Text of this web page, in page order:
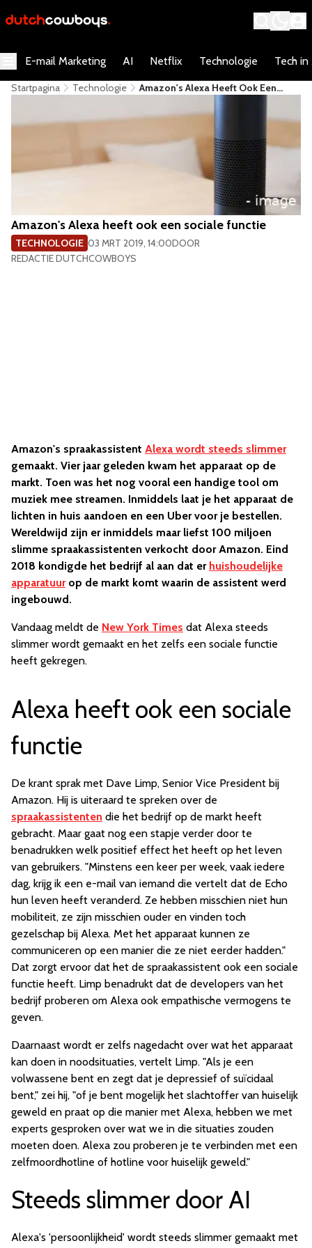
E-mail Marketing AI Netflix Technologie Tech in
Startpagina Technologie
Amazon's Alexa Heeft Ook Een
Amazon's Alexa heeft ook een sociale functie
TECHNOLOGIE 03 MRT 2019, 14:00DOOR
REDACTIE DUTCHCOWBOYS
Amazon's spraakassistent Alexa wordt steeds slimmer
gemaakt. Vier jaar geleden kwam het apparaat op de
markt. Toen was het nog vooral een handige tool om
muziek mee streamen. Inmiddels laat je het apparaat de
lichten in huis aandoen en een Uber voor je bestellen.
Wereldwijd zijn er inmiddels maar liefst 100 miljoen
slimme spraakassistenten verkocht door Amazon. Eind
2018 kondigde het bedrijf al aan dat er huishoudelijke
apparatuurop de markt komt waarin de assistent werd
ingebouwd.
Vandaag meldt de New York Times dat Alexa steeds
slimmer wordt gemaakt en het zelfs een sociale functie
heeft gekregen.
Alexa heeft ook een sociale
functie
De krant sprak met Dave Limp, Senior Vice President bij
Amazon. Hij is uiteraard te spreken over de
spraakassistenten die het bedrijf op de markt heeft
gebracht. Maar gaat nog een stapje verder door te
benadrukken welk positief effect het heeft op het leven
van gebruikers. "Minstens een keer per week, vaak iedere
dag, krijg ik een e-mail van iemand die vertelt dat de Echo
hun leven heeft veranderd. Ze hebben misschien niet hun
mobiliteit, ze zijn misschien ouder en vinden toch
gezelschap bij Alexa. Met het apparaat kunnen ze
communiceren op een manier die ze niet eerder hadden."
Dat zorgt ervoor dat het de spraakassistent ook een sociale
functie heeft. Limp benadrukt dat de developers van het
bedrijf proberen om Alexa ook empathische vermogens te
geven.
Daarnaast wordt er zelfs nagedacht over wat het apparaat
kan doen in noodsituaties, vertelt Limp. "Als je een
volwassene bent en zegt dat je depressief of suïcidaal
bent," zei hij, "of je bent mogelijk het slachtoffer van huiselijk
geweld en praat op die manier met Alexa, hebben we met
experts gesproken over wat we in die situaties zouden
moeten doen. Alexa zou proberen je te verbinden met een
zelfmoordhotline of hotline voor huiselijk geweld."
Steeds slimmer door AI
Alexa's 'persoonlijkheid' wordt steeds slimmer gemaakt met